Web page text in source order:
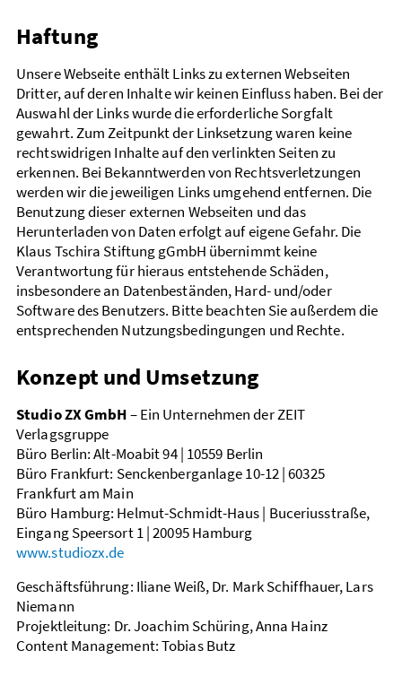
Haftung
Unsere Webseite enthält Links zu externen Webseiten
Dritter, auf deren Inhalte wir keinen Einfluss haben. Bei der
Auswahl der Links wurde die erforderliche Sorgfalt
gewahrt. Zum Zeitpunkt der Linksetzung waren keine
rechtswidrigen Inhalte auf den verlinkten Seiten zu
erkennen. Bei Bekanntwerden von Rechtsverletzungen
werden wir die jeweiligen Links umgehend entfernen. Die
Benutzung dieser externen Webseiten und das
Herunterladen von Daten erfolgt auf eigene Gefahr. Die
Klaus Tschira Stiftung gGmbH übernimmt keine
Verantwortung für hieraus entstehende Schäden,
insbesondere an Datenbeständen, Hard- und/oder
Software des Benutzers. Bitte beachten Sie außerdem die
entsprechenden Nutzungsbedingungen und Rechte.
Konzept und Umsetzung
Studio ZX GmbH– Ein Unternehmen der ZEIT
Verlagsgruppe
Büro Berlin: Alt-Moabit 94 | 10559 Berlin
Büro Frankfurt: Senckenberganlage 10-12 | 60325
Frankfurt am Main
Büro Hamburg: Helmut-Schmidt-Haus | Buceriusstraße,
Eingang Speersort 1 | 20095 Hamburg
www.studiozx.de
Geschäftsführung: Iliane Weiß, Dr. Mark Schiffhauer, Lars
Niemann
Projektleitung: Dr. Joachim Schüring, Anna Hainz
Content Management: Tobias Butz